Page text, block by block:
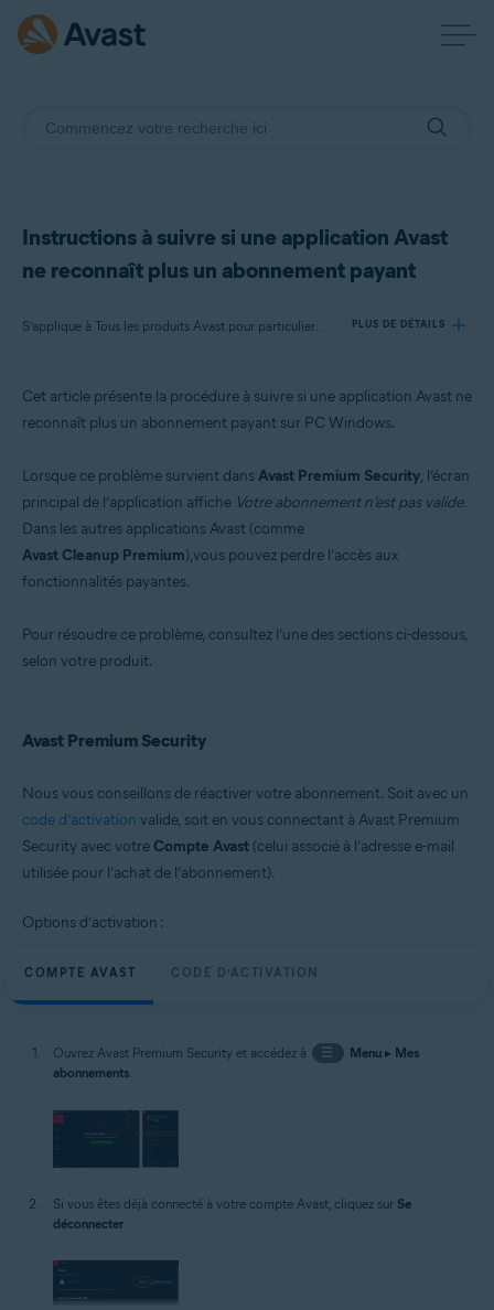
Instructions à suivre si une application Avast
ne reconnaît plus un abonnement payant
S’applique à Tous les produits Avast pour particuliers sur Windows PLUS DE DÉTAILS
Produits:
Systèmes d'exploitation:
Microsoft Windows 10 Famille/Professionnel/Entreprise/
Éducation (32/64 bits)
Microsoft Windows 8.1/Professionnel/Entreprise (32/64 bits)
Premium/Professionnel/Entreprise/Édition Intégrale - Service Pack 2
(32/64 bits)
Cet article présente la procédure à suivre si une application Avast ne
reconnaît plus un abonnement payant sur PC Windows.
Lorsque ce problème survient dansAvast Premium Security, l’écran
principal de l’application affiche Votre abonnement n’est pas valide.
Dans les autres applications Avast (comme
Avast Cleanup Premium),vous pouvez perdre l’accès aux
fonctionnalités payantes.
Pour résoudre ce problème, consultez l’une des sections ci-dessous,
selon votre produit.
Avast Premium Security
Nous vous conseillons de réactiver votre abonnement. Soit avec un
code d’activation valide, soit en vous connectant à Avast Premium
Security avec votre Compte Avast (celui associé à l’adresse e-mail
utilisée pour l’achat de l’abonnement).
Options d’activation :
COMPTE AVAST CODE D’ACTIVATION
Ouvrez Avast Premium Security et accédez à ☰ Menu▸ Mes
abonnements.
Si vous êtes déjà connecté à votre compte Avast, cliquez sur Se
déconnecter.